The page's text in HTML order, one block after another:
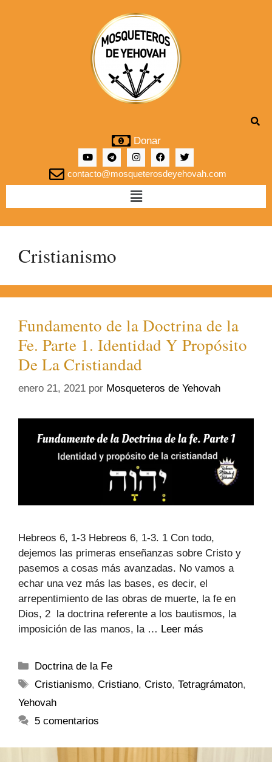
Donar
contacto@mosqueterosdeyehovah.com
Cristianismo
Fundamento de la Doctrina de la
Fe. Parte 1. Identidad Y Propósito
De La Cristiandad
enero 21, 2021 por Mosqueteros de Yehovah
Hebreos 6, 1-3 Hebreos 6, 1-3. 1 Con todo,
dejemos las primeras enseñanzas sobre Cristo y
pasemos a cosas más avanzadas. No vamos a
echar una vez más las bases, es decir, el
arrepentimiento de las obras de muerte, la fe en
Dios, 2 la doctrina referente a los bautismos, la
imposición de las manos, la … Leer más
Doctrina de la Fe
Cristianismo,Cristiano,Cristo,Tetragrámaton,
Yehovah
5 comentarios